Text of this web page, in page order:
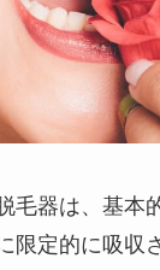
毛器は、基本
限定的に吸収